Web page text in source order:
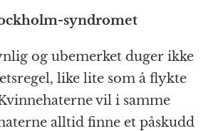
syndromet
og ubemerket duger ikke
like lite som å flykte
vil i samme
alltid finne et påskudd